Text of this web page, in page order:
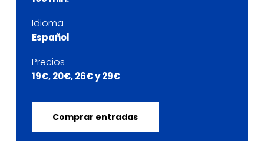
Idioma
Español
Precios
19€, 20€, 26€ y 29€
Comprar entradas